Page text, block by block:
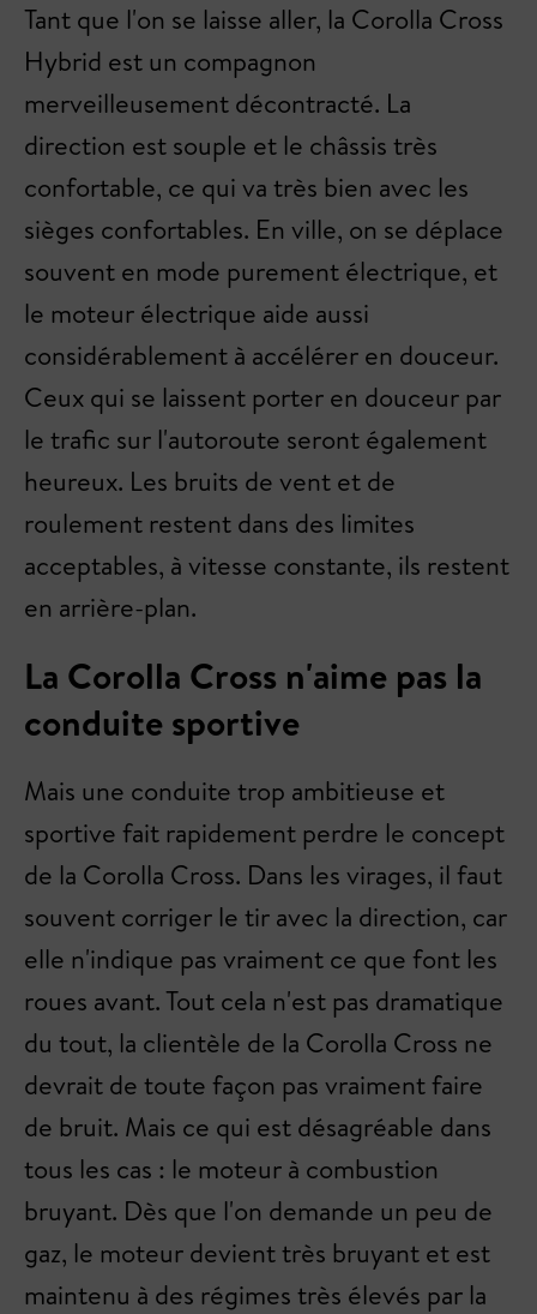
Tant que l'on se laisse aller, la Corolla Cross
Hybrid est un compagnon
merveilleusement décontracté. La
direction est souple et le châssis très
confortable, ce qui va très bien avec les
sièges confortables. En ville, on se déplace
souvent en mode purement électrique, et
le moteur électrique aide aussi
considérablement à accélérer en douceur.
Ceux qui se laissent porter en douceur par
le trafic sur l'autoroute seront également
heureux. Les bruits de vent et de
roulement restent dans des limites
acceptables, à vitesse constante, ils restent
en arrière-plan.
La Corolla Cross n'aime pas la
conduite sportive
Mais une conduite trop ambitieuse et
sportive fait rapidement perdre le concept
de la Corolla Cross. Dans les virages, il faut
souvent corriger le tir avec la direction, car
elle n'indique pas vraiment ce que font les
roues avant. Tout cela n'est pas dramatique
du tout, la clientèle de la Corolla Cross ne
devrait de toute façon pas vraiment faire
de bruit. Mais ce qui est désagréable dans
tous les cas : le moteur à combustion
bruyant. Dès que l'on demande un peu de
gaz, le moteur devient très bruyant et est
maintenu à des régimes très élevés par la